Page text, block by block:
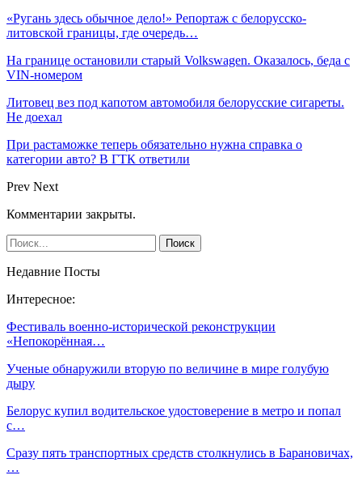
«Ругань здесь обычное дело!» Репортаж с белорусско-
литовской границы, где очередь…
На границе остановили старый Volkswagen. Оказалось, беда с
VIN-номером
Литовец вез под капотом автомобиля белорусские сигареты.
Не доехал
При растаможке теперь обязательно нужна справка о
категории авто? В ГТК ответили
Prev Next
Комментарии закрыты.
Недавние Посты
Интересное:
Фестиваль военно-исторической реконструкции
«Непокорённая…
Ученые обнаружили вторую по величине в мире голубую
дыру
Белорус купил водительское удостоверение в метро и попал
с…
Сразу пять транспортных средств столкнулись в Барановичах,
…